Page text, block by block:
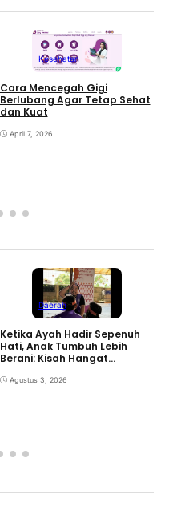
Kesehatan
Cara Mencegah Gigi
Berlubang Agar Tetap Sehat
dan Kuat
April 7, 2026
Daerah
Ketika Ayah Hadir Sepenuh
Hati, Anak Tumbuh Lebih
Berani: Kisah Hangat
Agustus 3, 2026